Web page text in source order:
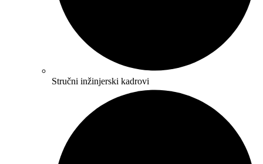
Stručni inžinjerski kadrovi